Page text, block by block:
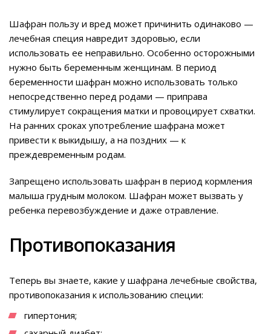
Шафран пользу и вред может причинить одинаково —
лечебная специя навредит здоровью, если
использовать ее неправильно. Особенно осторожными
нужно быть беременным женщинам. В период
беременности шафран можно использовать только
непосредственно перед родами — приправа
стимулирует сокращения матки и провоцирует схватки.
На ранних сроках употребление шафрана может
привести к выкидышу, а на поздних — к
преждевременным родам.
Запрещено использовать шафран в период кормления
малыша грудным молоком. Шафран может вызвать у
ребенка перевозбуждение и даже отравление.
Противопоказания
Теперь вы знаете, какие у шафрана лечебные свойства,
противопоказания к использованию специи:
гипертония;